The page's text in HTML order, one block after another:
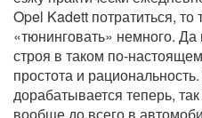
Opel Kadett потратиться, то
«тюнинговать» немного.
строя в таком по-
простота и
дорабатывается теперь,
вообще до всего в